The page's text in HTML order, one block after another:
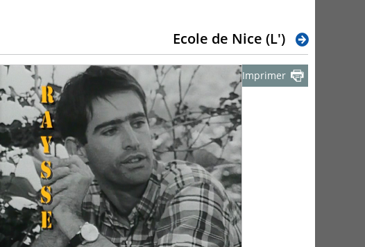
Ecole de Nice (L')
Imprimer